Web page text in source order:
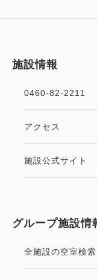
おすすめ
【8月限定
in 15:00~ 17:00 /
施設情報
0460-82-2211
アクセス
施設公式サイト
グループ施設情
全施設の空室検索